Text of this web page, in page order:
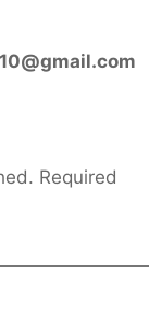
Required